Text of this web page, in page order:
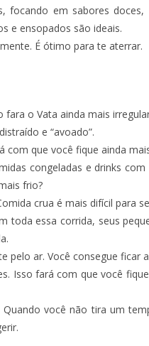
focando em sabores
e ensopados são ideais.
É ótimo para te aterrar.
o Vata ainda mais
e “avoado”.
com que você fique ainda
congeladas e drinks
frio?
crua é mais difícil para
toda essa corrida, seus
pelo ar. Você consegue ficar
Isso fará com que você
você não tira um
–
OUTUBRO 14, 2022